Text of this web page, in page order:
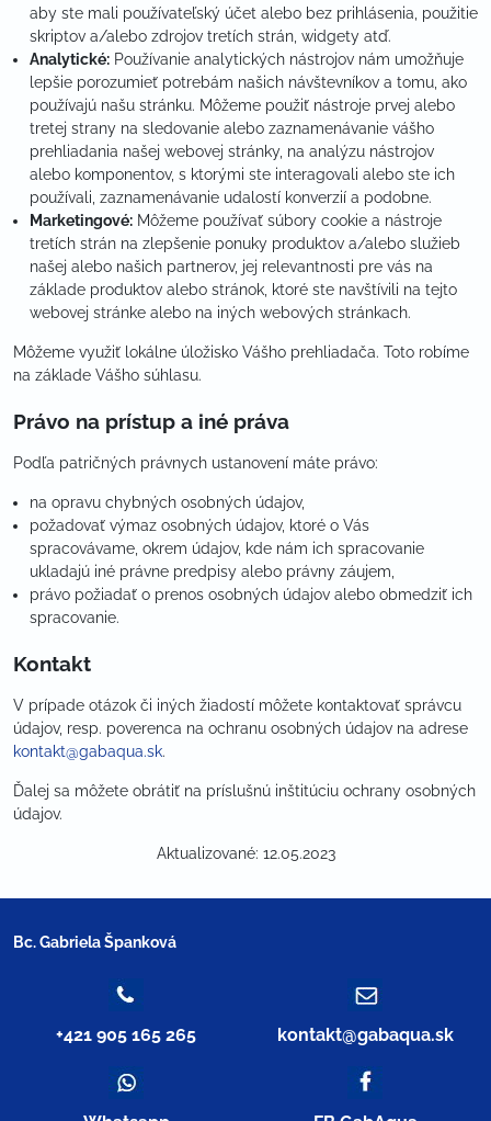
aby ste mali používateľský účet alebo bez prihlásenia, použitie
skriptov a/alebo zdrojov tretích strán, widgety atď.
Analytické: Používanie analytických nástrojov nám umožňuje
lepšie porozumieť potrebám našich návštevníkov a tomu, ako
používajú našu stránku. Môžeme použiť nástroje prvej alebo
tretej strany na sledovanie alebo zaznamenávanie vášho
prehliadania našej webovej stránky, na analýzu nástrojov
alebo komponentov, s ktorými ste interagovali alebo ste ich
používali, zaznamenávanie udalostí konverzií a podobne.
Marketingové: Môžeme používať súbory cookie a nástroje
tretích strán na zlepšenie ponuky produktov a/alebo služieb
našej alebo našich partnerov, jej relevantnosti pre vás na
základe produktov alebo stránok, ktoré ste navštívili na tejto
webovej stránke alebo na iných webových stránkach.
Môžeme využiť lokálne úložisko Vášho prehliadača. Toto robíme
na základe Vášho súhlasu.
Právo na prístup a iné práva
Podľa patričných právnych ustanovení máte právo:
na opravu chybných osobných údajov,
požadovať výmaz osobných údajov, ktoré o Vás
spracovávame, okrem údajov, kde nám ich spracovanie
ukladajú iné právne predpisy alebo právny záujem,
právo požiadať o prenos osobných údajov alebo obmedziť ich
spracovanie.
Kontakt
V prípade otázok či iných žiadostí môžete kontaktovať správcu
údajov, resp. poverenca na ochranu osobných údajov na adrese
kontakt@gabaqua.sk.
Ďalej sa môžete obrátiť na príslušnú inštitúciu ochrany osobných
údajov.
Aktualizované: 12.05.2023
Bc. Gabriela Španková
+421 905 165 265 kontakt​@gabaqua​.sk